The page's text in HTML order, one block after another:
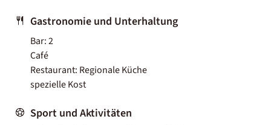
Gastronomie und Unterhaltung
Bar: 2
Café
Restaurant: Regionale Küche
spezielle Kost
Sport und Aktivitäten